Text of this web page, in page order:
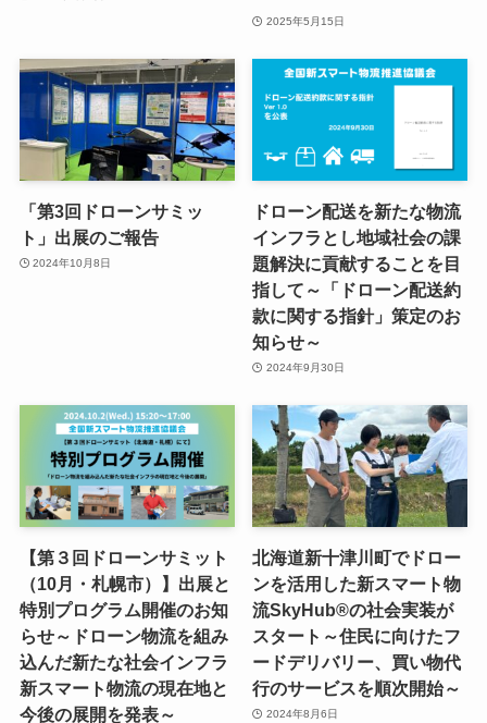
2025年5月15日
「第3回ドローンサミッ
ト」出展のご報告
2024年10月8日
ドローン配送を新たな物流
インフラとし地域社会の課
題解決に貢献することを目
指して～「ドローン配送約
款に関する指針」策定のお
知らせ～
2024年9月30日
【第３回ドローンサミット
（10月・札幌市）】出展と
特別プログラム開催のお知
らせ～ドローン物流を組み
込んだ新たな社会インフラ
新スマート物流の現在地と
今後の展開を発表～
北海道新十津川町でドロー
ンを活用した新スマート物
流SkyHub®の社会実装が
スタート～住民に向けたフ
ードデリバリー、買い物代
行のサービスを順次開始～
2024年8月6日